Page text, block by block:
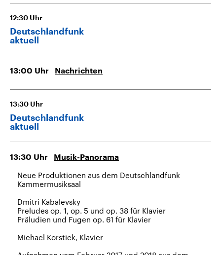
12:30 Uhr
Deutschlandfunk
aktuell
13:00 Uhr Nachrichten
13:30 Uhr
Deutschlandfunk
aktuell
13:30 Uhr Musik-Panorama
Neue Produktionen aus dem Deutschlandfunk
Kammermusiksaal
Dmitri Kabalevsky
Preludes op. 1, op. 5 und op. 38 für Klavier
Präludien und Fugen op. 61 für Klavier
Michael Korstick, Klavier